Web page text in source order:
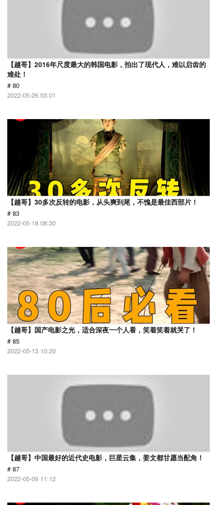
【越哥】2016年尺度最大的韩国电影，拍出了现代人，难以启齿的
难处！
# 80
2022-05-26 03:01
【越哥】30多次反转的电影，从头爽到尾，不愧是最佳西部片！
# 83
2022-05-18 08:30
【越哥】国产电影之光，适合深夜一个人看，笑着笑着就哭了！
# 85
2022-05-13 10:20
【越哥】中国最好的近代史电影，巨星云集，姜文都甘愿当配角！
# 87
2022-05-09 11:12